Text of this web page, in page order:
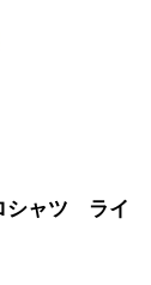
シャツ ライ